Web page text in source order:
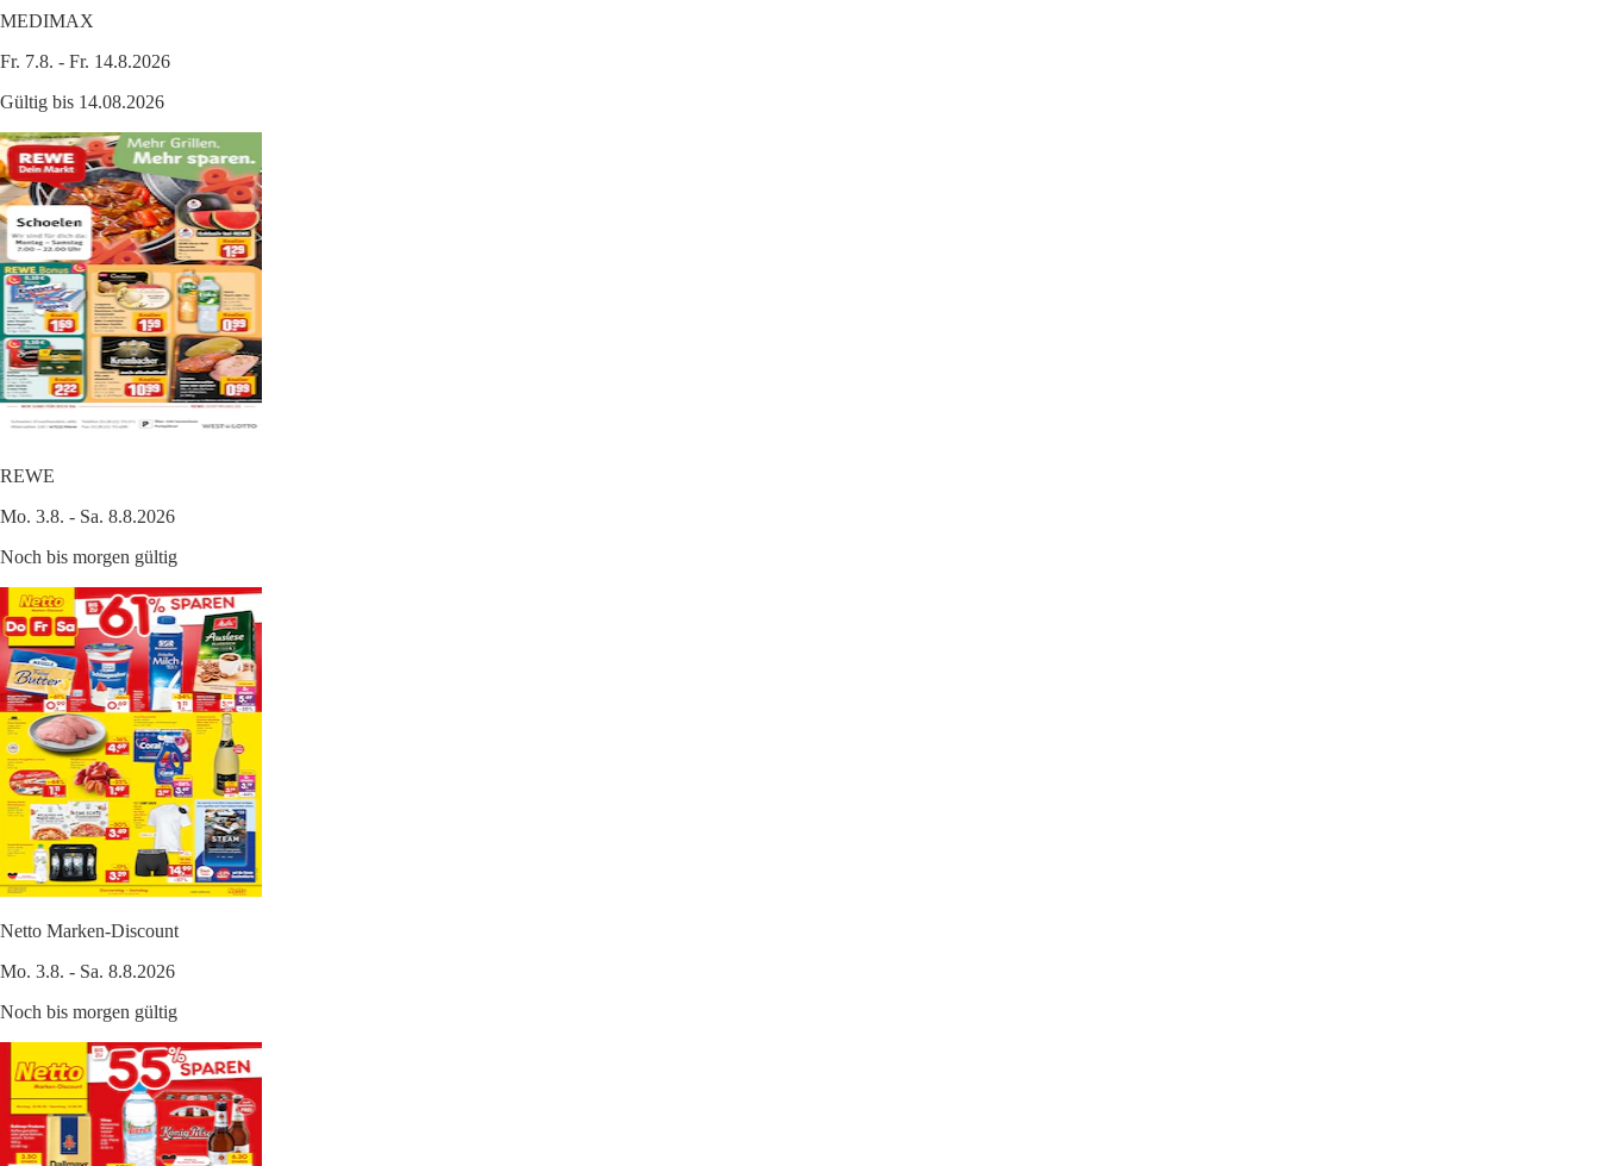
MEDIMAX
Fr. 7.8. - Fr. 14.8.2026
Gültig bis 14.08.2026
REWE
Mo. 3.8. - Sa. 8.8.2026
Noch bis morgen gültig
Netto Marken-Discount
Mo. 3.8. - Sa. 8.8.2026
Noch bis morgen gültig